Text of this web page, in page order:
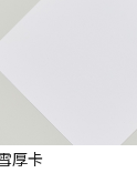
厚卡